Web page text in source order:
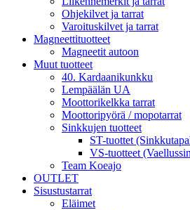
Ohjekilvet ja tarrat
Varoituskilvet ja tarrat
Magneettituotteet
Magneetit autoon
Muut tuotteet
40. Kardaanikunkku
Lempäälän UA
Moottorikelkka tarrat
Moottoripyörä / mopotarrat
Sinkkujen tuotteet
ST-tuottet
VS-tuotteet
Team Koeajo
OUTLET
Sisustustarrat
Eläimet